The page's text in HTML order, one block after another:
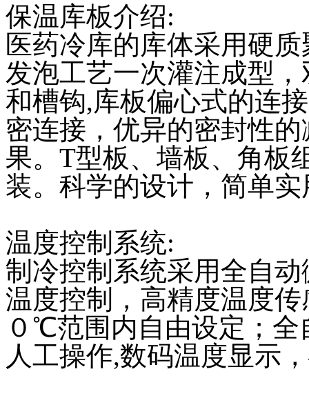
保温库板介绍:
医药冷库的库体采用硬
发泡工艺一次灌注成型
和槽钩,库板偏心式的连
密连接，优异的密封性
果。T型板、墙板、角板
装。科学的设计，简单
温度控制系统:
制冷控制系统采用全自
温度控制，高精度温度
０℃范围内自由设定；
人工操作,数码温度显示